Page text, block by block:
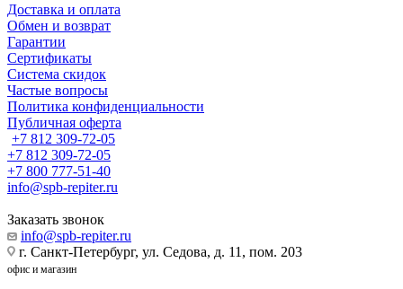
Доставка и оплата
Обмен и возврат
Гарантии
Сертификаты
Система скидок
Частые вопросы
Политика конфиденциальности
Публичная оферта
+7 812 309-72-05
+7 812 309-72-05
+7 800 777-51-40
info@spb-repiter.ru
Заказать звонок
info@spb-repiter.ru
г. Санкт-Петербург, ул. Седова, д. 11, пом. 203
офис и магазин